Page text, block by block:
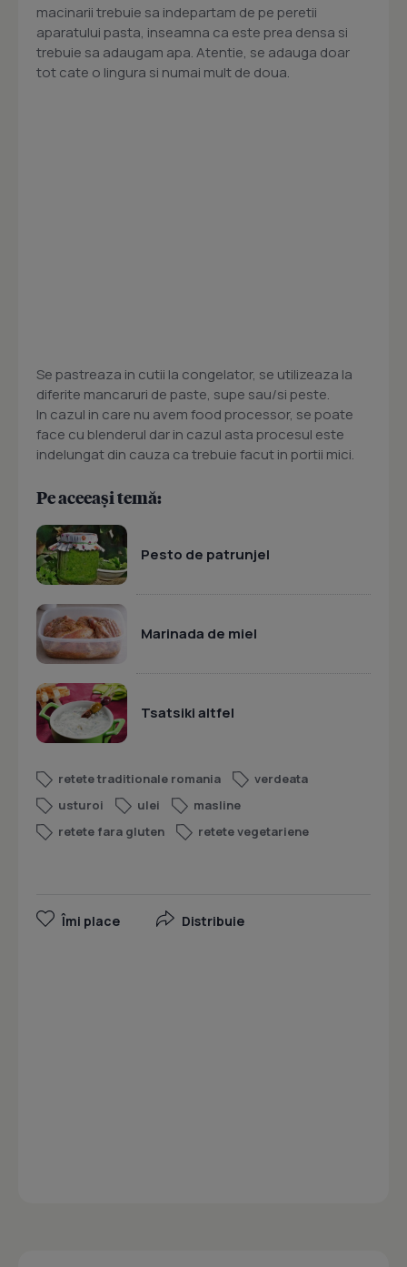
macinarii trebuie sa indepartam de pe peretii
aparatului pasta, inseamna ca este prea densa si
trebuie sa adaugam apa. Atentie, se adauga doar
tot cate o lingura si numai mult de doua.
Se pastreaza in cutii la congelator, se utilizeaza la
diferite mancaruri de paste, supe sau/si peste.
In cazul in care nu avem food processor, se poate
face cu blenderul dar in cazul asta procesul este
indelungat din cauza ca trebuie facut in portii mici.
Pe aceeași temă:
Pesto de patrunjel
Marinada de miel
Tsatsiki altfel
retete traditionale romania
verdeata
usturoi
ulei
masline
retete fara gluten
retete vegetariene
Îmi place Distribuie